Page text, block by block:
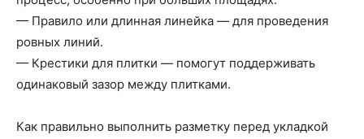
— Правило или длинная линейка — для проведения
ровных линий.
— Крестики для плитки — помогут поддерживать
одинаковый зазор между плитками.
Как правильно выполнить разметку перед укладкой